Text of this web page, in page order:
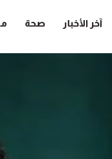
آخر الأخبار صحة